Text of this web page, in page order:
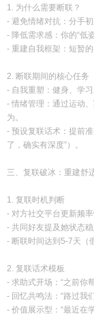
1. 为什么需要断联？
- 避免情绪对抗：分手
- 降低需求感：你的“低
- 重建自我框架：短暂的
2. 断联期间的核心任务
- 自我重塑：健身、学
- 情绪管理：通过运动
为。
- 预设复联话术：提前
了，确实有深度”）。
三、复联破冰：重建舒
1. 复联时机判断
- 对方社交平台更新频
- 共同好友提及她状态稳
- 断联时间达到5-7天（
2. 复联话术模板
- 求助式开场：“之前你
- 回忆共鸣法：“路过我
- 价值展示型：“最近在